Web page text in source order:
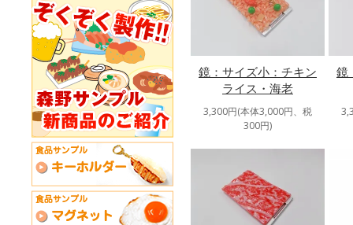
鏡：サイズ小：チキン
ライス・海老
3,300円(本体3,000円、税
300円)
鏡